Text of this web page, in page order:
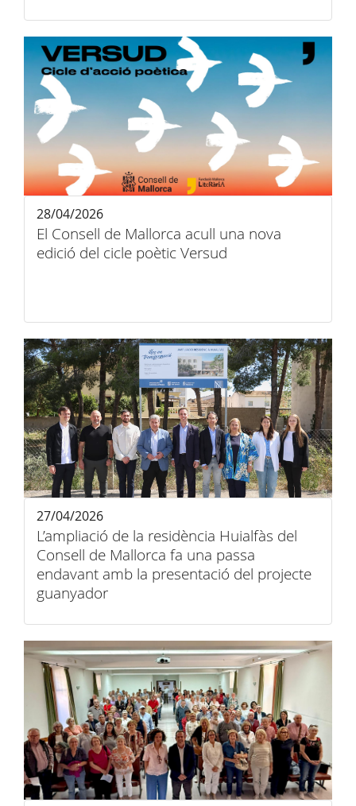
El Consell de Mallorca acull una nova
edició del cicle poètic Versud
28/04/2026
L’ampliació de la residència Huialfàs del
Consell de Mallorca fa una passa
endavant amb la presentació del projecte
guanyador
27/04/2026